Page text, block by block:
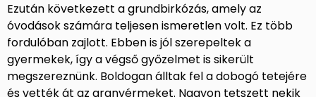
Ezután következett a grundbirkózás, amely az
óvodások számára teljesen ismeretlen volt. Ez több
fordulóban zajlott. Ebben is jól szerepeltek a
gyermekek, így a végső győzelmet is sikerült
megszereznünk. Boldogan álltak fel a dobogó tetejére
és vették át az aranyérmeket. Nagyon tetszett nekik